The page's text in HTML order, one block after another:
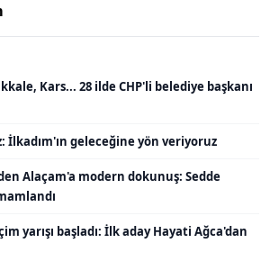
Kars... 28 ilde CHP'li belediye başkanı
İlkadım'ın geleceğine yön veriyoruz
Alaçam'a modern dokunuş: Sedde
yarışı başladı: İlk aday Hayati Ağca'dan